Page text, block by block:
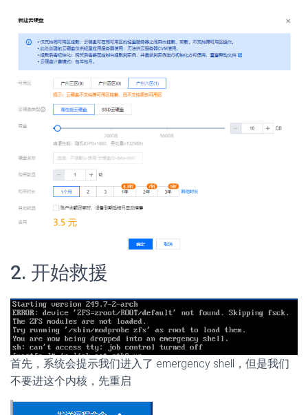
2. 开始救援
首先，系统会提示我们进入了 emergency shell，但是我们
不要进这个内核，先重启